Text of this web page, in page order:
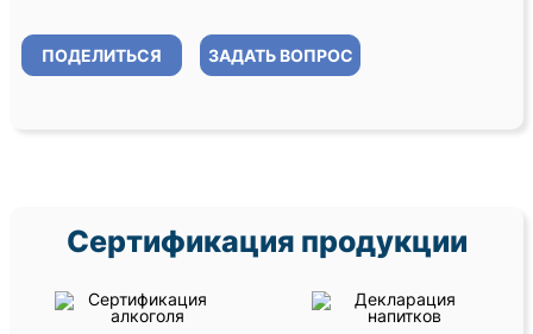
ПОДЕЛИТЬСЯ ЗАДАТЬ ВОПРОС
Сертификация продукции